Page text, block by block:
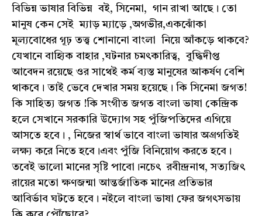
বিভিন্ন ভাষার বিভিন্ন বই, সিনেমা, গান রাখা আছে। তো
মানুষ কেন সেই ম্যাড় ম্যাড়ে ,অগভীর,একঝোঁকা
মূল্যবোধের গূঢ় তত্ত্ব শোনানো বাংলা নিয়ে আঁকড়ে থাকবে?
যেখানে বাহ্যিক বাহার ,ঘটনার চমৎকারিত্ব, বুদ্ধিদীপ্ত
আবেদন রয়েছে ওর সাথেই কর্ম ব্যস্ত মানুষের আকর্ষণ বেশি
থাকবে। তাই ভেবে দেখার সময় হয়েছে। কি সিনেমা জগত!
কি সাহিত্য জগত !কি সংগীত জগত বাংলা ভাষা কেন্দ্রিক
হলে সেখানে সরকারি উদ্যোগ সহ পুঁজিপতিদের এগিয়ে
আসতে হবে। , নিজের স্বার্থ ভাবে বাংলা ভাষার অগ্ৰগতিই
লক্ষ্য করে নিতে হবে।এবং পুঁজি বিনিয়োগ করতে হবে।
তবেই ভালো মানের সৃষ্টি পাবো।নচেৎ রবীন্দ্রনাথ, সত্যজিৎ
রায়ের মতো ক্ষণজন্মা আন্তর্জাতিক মানের প্রতিভার
আবির্ভাব ঘটতে হবে। নইলে বাংলা ভাষা ফের জগৎসভায়